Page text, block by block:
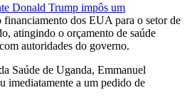
Donald Trump impôs um
financiamento dos EUA para o setor de
atingindo o orçamento de saúde
autoridades do governo.
Saúde de Uganda, Emmanuel
imediatamente a um pedido de